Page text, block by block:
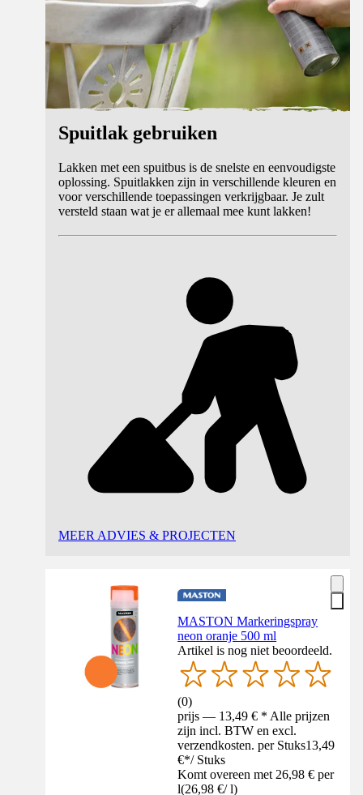
Spuitlak gebruiken
Lakken met een spuitbus is de snelste en eenvoudigste
oplossing. Spuitlakken zijn in verschillende kleuren en
voor verschillende toepassingen verkrijgbaar. Je zult
versteld staan wat je er allemaal mee kunt lakken!
MEER ADVIES & PROJECTEN
MASTON Markeringspray
neon oranje 500 ml
Artikel is nog niet beoordeeld.
(0)
prijs — 13,49 € * Alle prijzen
zijn incl. BTW en excl.
verzendkosten. per Stuks13,49
€*/ Stuks
Komt overeen met 26,98 € per
l(26,98 €/ l)